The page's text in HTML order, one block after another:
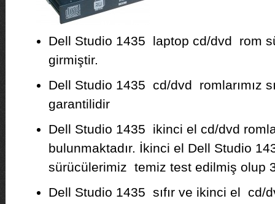
Dell Studio 1435 laptop cd/dvd rom
girmiştir.
Dell Studio 1435 cd/dvd romlarımız
garantilidir
Dell Studio 1435 ikinci el cd/dvd
bulunmaktadır. İkinci el Dell Studio
sürücülerimiz temiz test edilmiş olup
Dell Studio 1435 sıfır ve ikinci el cd/